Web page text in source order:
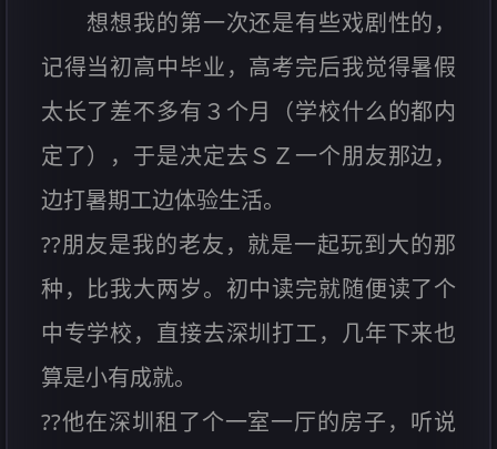
想想我的第一次还是有些戏剧性的，
记得当初高中毕业，高考完后我觉得暑假
太长了差不多有３个月（学校什么的都内
定了），于是决定去ＳＺ一个朋友那边，
边打暑期工边体验生活。
??朋友是我的老友，就是一起玩到大的那
种，比我大两岁。初中读完就随便读了个
中专学校，直接去深圳打工，几年下来也
算是小有成就。
??他在深圳租了个一室一厅的房子，听说